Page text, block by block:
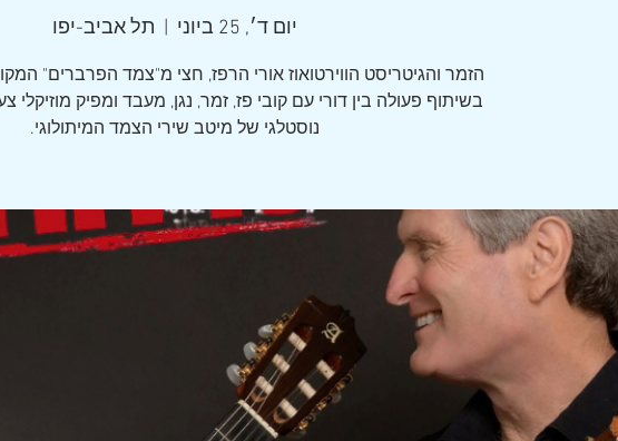
יום ד׳, 25 ביוני תל אביב-יפו
בשיתוף פעולה בין דורי עם קובי פז, זמר, נגן, מעבד ומפיק מוזיקלי
נוסטלגי של מיטב שירי הצמד המיתולוגי.